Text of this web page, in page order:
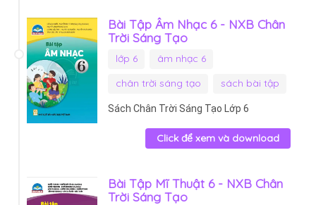
Bài Tập Âm Nhạc 6 - NXB Chân
Trời Sáng Tạo
lớp 6
âm nhạc 6
chân trời sáng tạo
sách bài tập
Sách Chân Trời Sáng Tạo Lớp 6
Click để xem và download
Bài Tập Mĩ Thuật 6 - NXB Chân
Trời Sáng Tạo